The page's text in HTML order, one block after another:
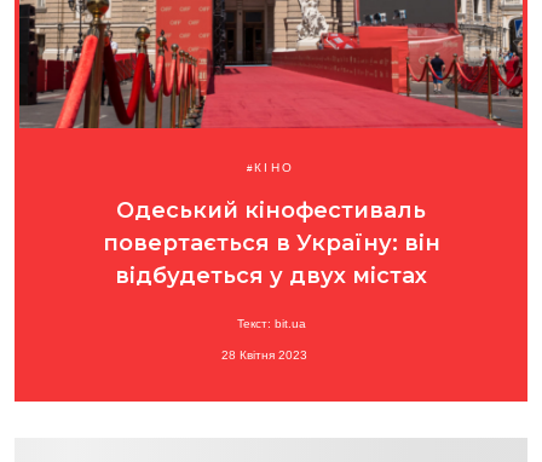
КІНО
Одеський кінофестиваль
повертається в Україну: він
відбудеться у двух містах
Текст: bit.ua
28 Квітня 2023